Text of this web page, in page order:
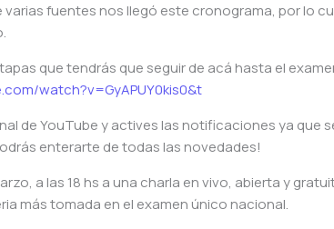
fuentes nos llegó este cronograma, por lo
que tendrás que seguir de acá hasta el
watch?v=GyAPUY0kis0&t
de YouTube y actives las notificaciones ya que
enterarte de todas las novedades!
a las 18 hs a una charla en vivo, abierta y
más tomada en el examen único nacional.